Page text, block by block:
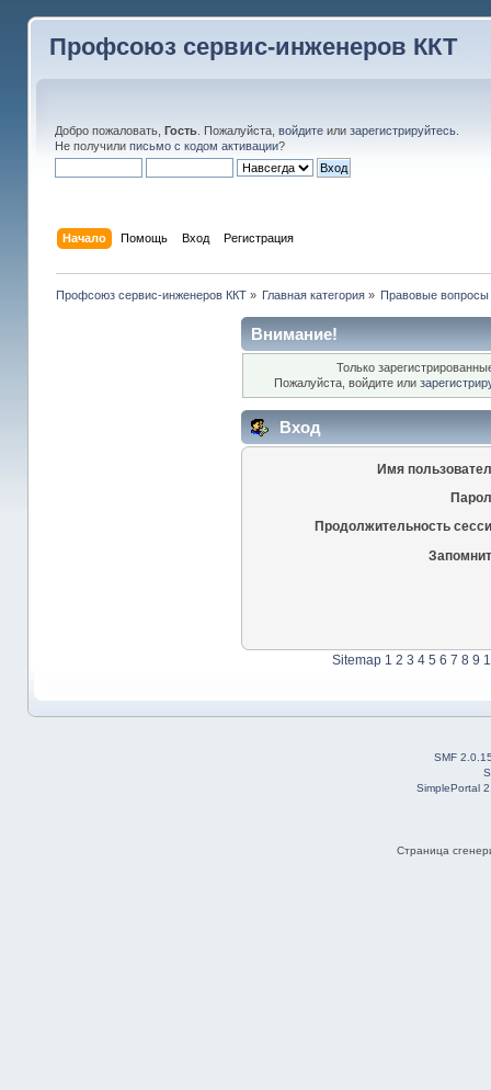
Профсоюз сервис-инженеров ККТ
Добро пожаловать, Гость. Пожалуйста, войдитеили зарегистрируйтесь.
Не получили письмо с кодом активации?
Начало Помощь Вход Регистрация
Профсоюз сервис-инженеров ККТ» Главная категория » Правовые вопросы
Внимание!
Только
Пожалуйста, войдите или
Вход
Имя
Продолжительность
Sitemap 1 2 3 4 5 6 7 8 9
SMF
SimplePortal
Страница